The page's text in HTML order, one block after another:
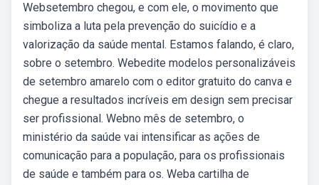
Websetembro chegou, e com ele, o movimento que
simboliza a luta pela prevenção do suicídio e a
valorização da saúde mental. Estamos falando, é claro,
sobre o setembro. Webedite modelos personalizáveis
de setembro amarelo com o editor gratuito do canva e
chegue a resultados incríveis em design sem precisar
ser profissional. Webno mês de setembro, o
ministério da saúde vai intensificar as ações de
comunicação para a população, para os profissionais
de saúde e também para os. Weba cartilha de